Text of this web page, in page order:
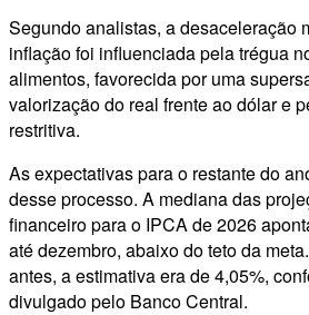
Segundo analistas, a desaceleração
inflação foi influenciada pela trégua
alimentos, favorecida por uma
valorização do real frente ao dólar e
restritiva.
As expectativas para o restante do
desse processo. A mediana das
financeiro para o IPCA de 2026
até dezembro, abaixo do teto da
antes, a estimativa era de 4,05%,
divulgado pelo Banco Central.